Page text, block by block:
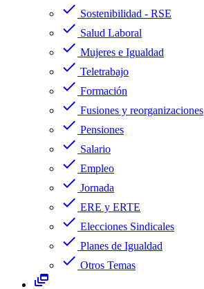
check Sostenibilidad - RSE
check Salud Laboral
check Mujeres e Igualdad
check Teletrabajo
check Formación
check Fusiones y reorganizaciones
check Pensiones
check Salario
check Empleo
check Jornada
check ERE y ERTE
check Elecciones Sindicales
check Planes de Igualdad
check Otros Temas
dynamic_feed